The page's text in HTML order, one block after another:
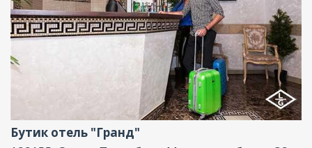
Бар, Парковка, Интернет, Бизнес-центр
Бутик отель "Гранд"